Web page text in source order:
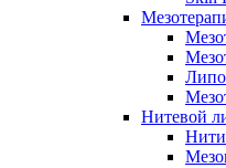
Нитевой
Нити